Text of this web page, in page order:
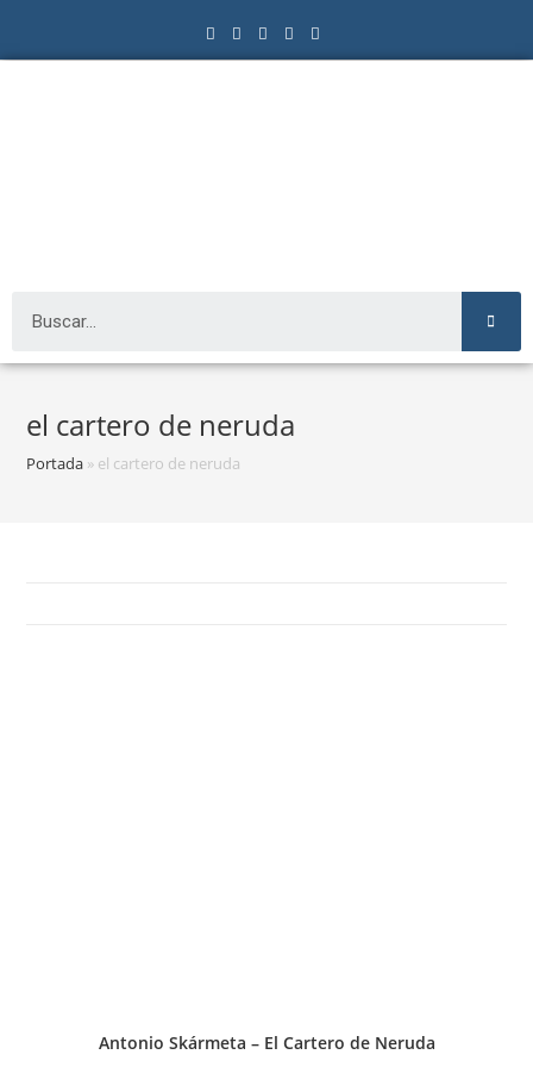
el cartero de neruda
Portada » el cartero de neruda
Antonio Skármeta – El Cartero de Neruda